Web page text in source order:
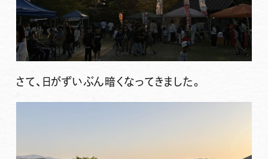
さて、日がずいぶん暗くなってきました。